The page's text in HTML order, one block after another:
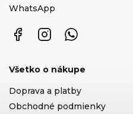
WhatsApp
FacebookInstagram
Všetko o nákupe
Doprava a platby
Obchodné podmienky